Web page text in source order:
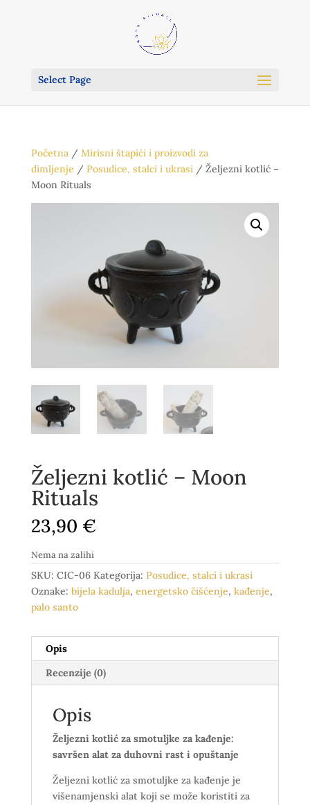
Select Page
Početna/ Mirisni štapići i proizvodi za
dimljenje / Posudice, stalci i ukrasi/ Željezni kotlić –
Moon Rituals
Željezni kotlić – Moon
Rituals
23,90 €
Nema na zalihi
SKU: CIC-06 Kategorija: Posudice, stalci i ukrasi
Oznake: bijela kadulja, energetsko čišćenje, kađenje,
palo santo
Opis
Recenzije (0)
Opis
Željezni kotlić za smotuljke za kađenje:
savršen alat za duhovni rast i opuštanje
Željezni kotlić za smotuljke za kađenje je
višenamjenski alat koji se može koristiti za